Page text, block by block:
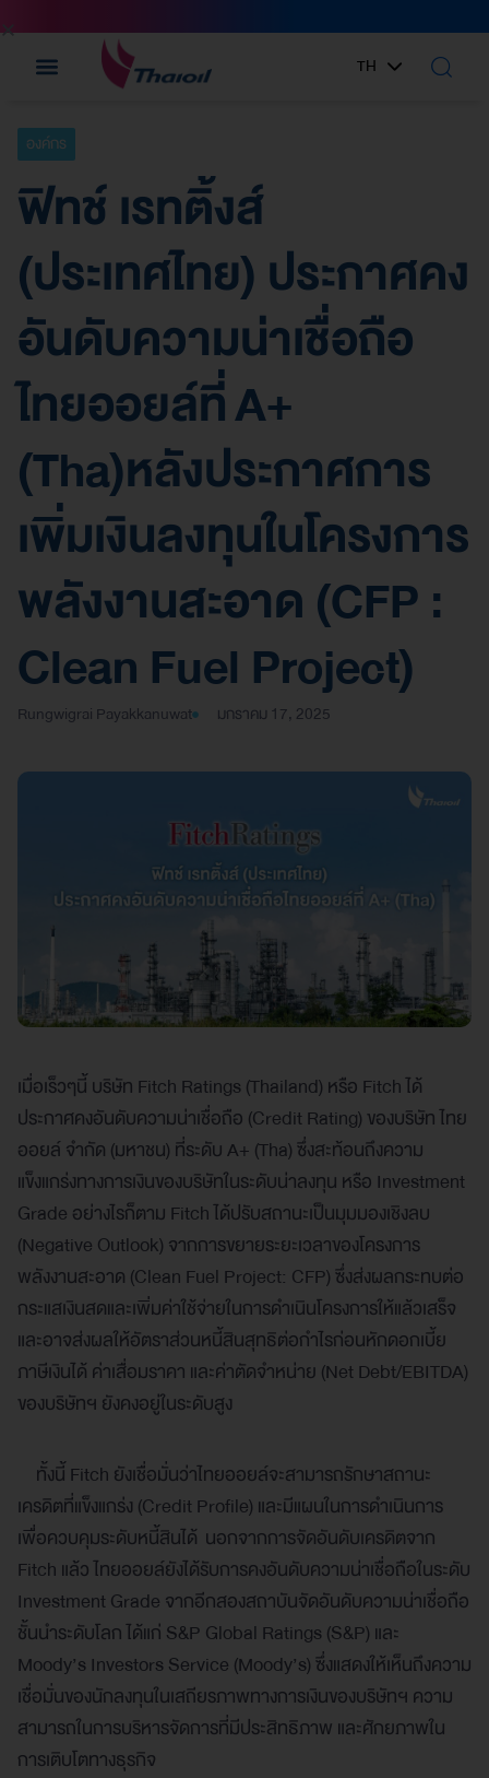
TH
EN
องค์กร
ฟิทช์ เรทติ้งส์
(ประเทศไทย) ประกาศคง
อันดับความน่าเชื่อถือ
ไทยออยล์ที่ A+
(Tha)หลังประกาศการ
เพิ่มเงินลงทุนในโครงการ
พลังงานสะอาด (CFP :
Clean Fuel Project)
Rungwigrai Payakkanuwat มกราคม 17, 2025
เมื่อเร็วๆนี้ บริษัท Fitch Ratings (Thailand) หรือ Fitch ได้
ประกาศคงอันดับความน่าเชื่อถือ (Credit Rating) ของบริษัท ไทย
ออยล์ จำกัด (มหาชน) ที่ระดับ A+ (Tha) ซึ่งสะท้อนถึงความ
แข็งแกร่งทางการเงินของบริษัทในระดับน่าลงทุน หรือ Investment
Grade อย่างไรก็ตาม Fitch ได้ปรับสถานะเป็นมุมมองเชิงลบ
(Negative Outlook) จากการขยายระยะเวลาของโครงการ
พลังงานสะอาด (Clean Fuel Project: CFP) ซึ่งส่งผลกระทบต่อ
กระแสเงินสดและเพิ่มค่าใช้จ่ายในการดำเนินโครงการให้แล้วเสร็จ
และอาจส่งผลให้อัตราส่วนหนี้สินสุทธิต่อกำไรก่อนหักดอกเบี้ย
ภาษีเงินได้ ค่าเสื่อมราคา และค่าตัดจำหน่าย (Net Debt/EBITDA)
ของบริษัทฯ ยังคงอยู่ในระดับสูง
ทั้งนี้ Fitch ยังเชื่อมั่นว่าไทยออยล์จะสามารถรักษาสถานะ
เครดิตที่แข็งแกร่ง (Credit Profile) และมีแผนในการดำเนินการ
เพื่อควบคุมระดับหนี้สินได้ นอกจากการจัดอันดับเครดิตจาก
Fitch แล้ว ไทยออยล์ยังได้รับการคงอันดับความน่าเชื่อถือในระดับ
Investment Grade จากอีกสองสถาบันจัดอันดับความน่าเชื่อถือ
ชั้นนำระดับโลก ได้แก่ S&P Global Ratings (S&P) และ
Moody’s Investors Service (Moody’s) ซึ่งแสดงให้เห็นถึงความ
เชื่อมั่นของนักลงทุนในเสถียรภาพทางการเงินของบริษัทฯ ความ
สามารถในการบริหารจัดการที่มีประสิทธิภาพ และศักยภาพใน
การเติบโตทางธุรกิจ